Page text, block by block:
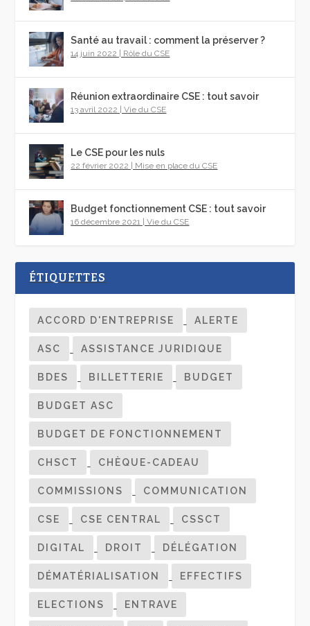
Santé au travail : comment la préserver ?
14 juin 2022 | Rôle du CSE
Réunion extraordinaire CSE : tout savoir
13 avril 2022 |Vie du CSE
Le CSE pour les nuls
22 février 2022 | Mise en place du CSE
Budget fonctionnement CSE : tout savoir
16 décembre 2021 |Vie du CSE
ÉTIQUETTES
ACCORD D'ENTREPRISE ALERTE
ASC ASSISTANCE JURIDIQUE
BDES BILLETTERIE BUDGET
BUDGET ASC
BUDGET DE FONCTIONNEMENT
CHSCT CHÈQUE-CADEAU
COMMISSIONS COMMUNICATION
CSE CSE CENTRAL CSSCT
DIGITAL DROIT DÉLÉGATION
DÉMATÉRIALISATION EFFECTIFS
ELECTIONS ENTRAVE